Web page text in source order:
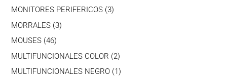
producto
MONITORES PERIFERICOS 33
MORRALES 33
MOUSES 4646
productos
MULTIFUNCIONALES COLOR 22
productos
MULTIFUNCIONALES NEGRO 1 1